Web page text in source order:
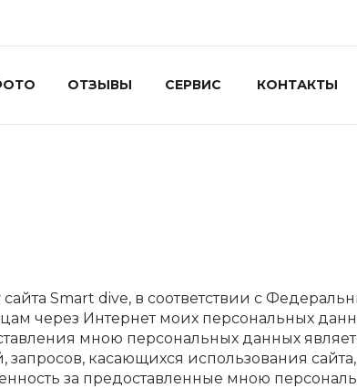
ОТЗЫВЫ СЕРВИС КОНТАКТЫ
Smart dive, в соответствии с
через Интернет моих персональных
мною персональных данных
касающихся использования сайта,
за предоставленные мною